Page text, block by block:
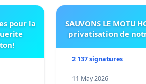
pour la
SAUVONS LE MOTU
privatisation de
2 137 signatures
11 May 2026